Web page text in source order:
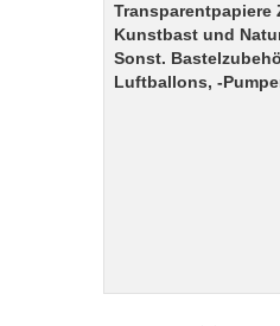
Transparentpapiere
Kunstbast und
Sonst.
Luftballons, -